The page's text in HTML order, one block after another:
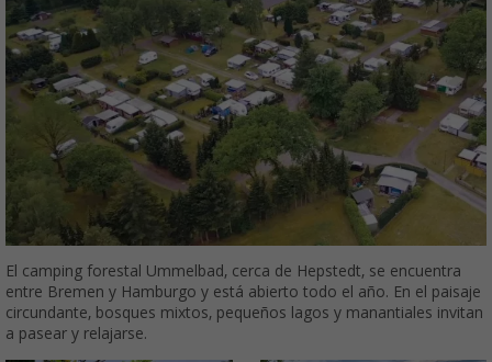
El camping forestal Ummelbad, cerca de Hepstedt, se encuentra
entre Bremen y Hamburgo y está abierto todo el año. En el paisaje
circundante, bosques mixtos, pequeños lagos y manantiales invitan
a pasear y relajarse.